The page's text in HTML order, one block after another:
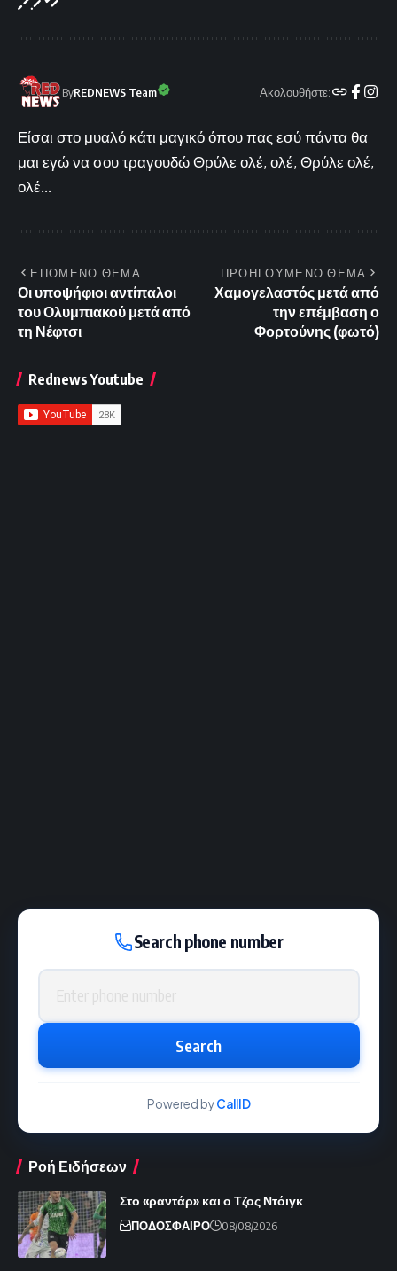
ByREDNEWS Team Ακολουθήστε:
Είσαι στο μυαλό κάτι μαγικό όπου πας εσύ πάντα θα
μαι εγώ να σου τραγουδώ Θρύλε ολέ, ολέ, Θρύλε ολέ,
ολέ...
ΕΠΟΜΕΝΟ ΘΕΜΑ
Οι υποψήφιοι αντίπαλοι
του Ολυμπιακού μετά από
τη Νέφτσι
ΠΡΟΗΓΟΥΜΕΝΟ ΘΕΜΑ
Χαμογελαστός μετά από
την επέμβαση ο
Φορτούνης (φωτό)
Rednews Youtube
Search phone number
Phone number
Search
Powered byCallID
Ροή Ειδήσεων
Στο «ραντάρ» και ο Τζος Ντόιγκ
ΠΟΔΟΣΦΑΙΡΟ 08/08/2026